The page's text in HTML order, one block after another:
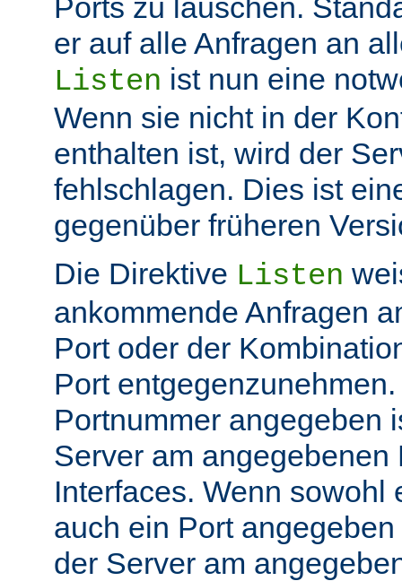
Ports zu lauschen.
er auf alle Anfragen an
Listen ist nun eine
Wenn sie nicht in der
enthalten ist, wird der
fehlschlagen. Dies ist
gegenüber früheren
Die Direktive Listen
ankommende Anfragen
Port oder der
Port
Portnummer angegeben
Server am angegebenen
Interfaces. Wenn sowohl
auch ein Port
der Server am